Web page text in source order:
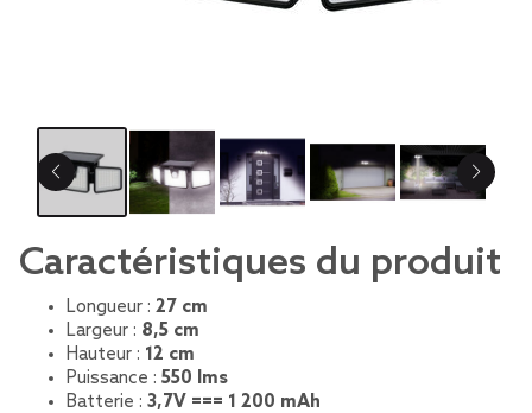
Caractéristiques du produit
Longueur : 27 cm
Largeur : 8,5 cm
Hauteur : 12 cm
Puissance : 550 lms
Batterie : 3,7V === 1 200 mAh